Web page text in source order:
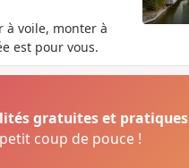
à voile, monter à
est pour vous.
gratuites et pratiques
coup de pouce !